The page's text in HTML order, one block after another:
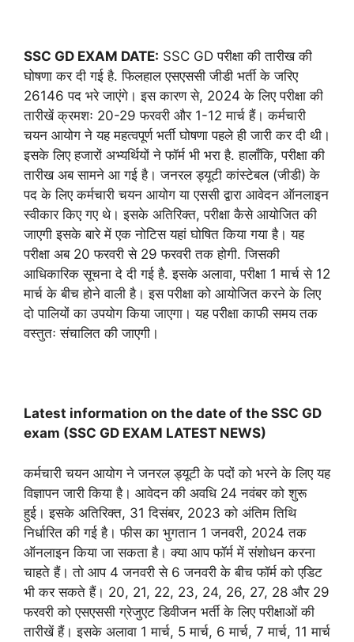
SSC GD EXAM DATE: SSC GD परीक्षा की तारीख की
घोषणा कर दी गई है. फिलहाल एसएससी जीडी भर्ती के जरिए
26146 पद भरे जाएंगे। इस कारण से, 2024 के लिए परीक्षा की
तारीखें क्रमशः 20-29 फरवरी और 1-12 मार्च हैं। कर्मचारी
चयन आयोग ने यह महत्वपूर्ण भर्ती घोषणा पहले ही जारी कर दी थी।
इसके लिए हजारों अभ्यर्थियों ने फॉर्म भी भरा है. हालाँकि, परीक्षा की
तारीख अब सामने आ गई है। जनरल ड्यूटी कांस्टेबल (जीडी) के
पद के लिए कर्मचारी चयन आयोग या एससी द्वारा आवेदन ऑनलाइन
स्वीकार किए गए थे। इसके अतिरिक्त, परीक्षा कैसे आयोजित की
जाएगी इसके बारे में एक नोटिस यहां घोषित किया गया है। यह
परीक्षा अब 20 फरवरी से 29 फरवरी तक होगी. जिसकी
आधिकारिक सूचना दे दी गई है. इसके अलावा, परीक्षा 1 मार्च से 12
मार्च के बीच होने वाली है। इस परीक्षा को आयोजित करने के लिए
दो पालियों का उपयोग किया जाएगा। यह परीक्षा काफी समय तक
वस्तुतः संचालित की जाएगी।
Latest information on the date of the SSC GD
exam (SSC GD EXAM LATEST NEWS)
कर्मचारी चयन आयोग ने जनरल ड्यूटी के पदों को भरने के लिए यह
विज्ञापन जारी किया है। आवेदन की अवधि 24 नवंबर को शुरू
हुई। इसके अतिरिक्त, 31 दिसंबर, 2023 को अंतिम तिथि
निर्धारित की गई है। फीस का भुगतान 1 जनवरी, 2024 तक
ऑनलाइन किया जा सकता है। क्या आप फॉर्म में संशोधन करना
चाहते हैं। तो आप 4 जनवरी से 6 जनवरी के बीच फॉर्म को एडिट
भी कर सकते हैं। 20, 21, 22, 23, 24, 26, 27, 28 और 29
फरवरी को एसएससी ग्रेजुएट डिवीजन भर्ती के लिए परीक्षाओं की
तारीखें हैं। इसके अलावा 1 मार्च, 5 मार्च, 6 मार्च, 7 मार्च, 11 मार्च